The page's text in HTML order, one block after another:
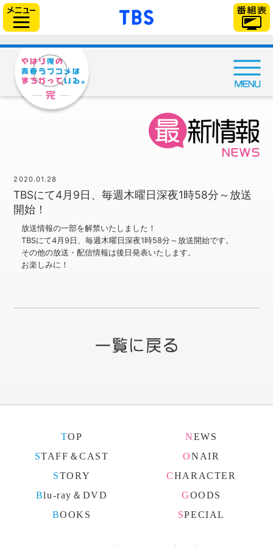
「TBSテレビ」トップ
2020.01.28
TBSにて4月9日、毎週木曜日深夜1時58分～放送
開始！
放送情報の一部を解禁いたしました！
TBSにて4月9日、毎週木曜日深夜1時58分～放送開始です。
その他の放送・配信情報は後日発表いたします。
お楽しみに！
TOP
NEWS
STAFF＆CAST
ONAIR
STORY
CHARACTER
Blu-ray＆DVD
GOODS
BOOKS
SPECIAL